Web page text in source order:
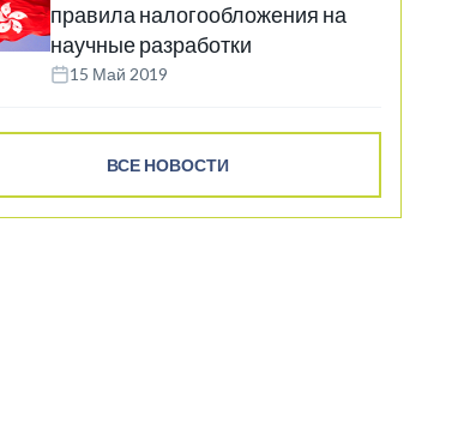
правила налогообложения на
научные разработки
15 Май 2019
ВСЕ НОВОСТИ